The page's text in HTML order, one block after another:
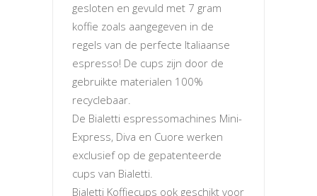
gesloten en gevuld met 7 gram
koffie zoals aangegeven in de
regels van de perfecte Italiaanse
espresso! De cups zijn door de
gebruikte materialen 100%
recyclebaar.
De Bialetti espressomachines Mini-
Express, Diva en Cuore werken
exclusief op de gepatenteerde
cups van Bialetti.
Bialetti Koffiecups ook geschikt voor